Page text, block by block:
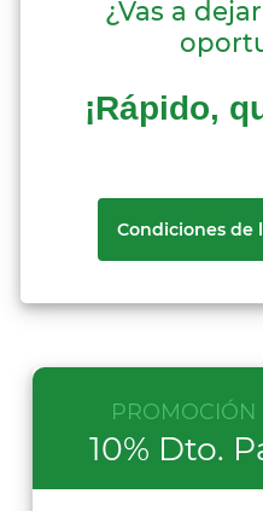
¿Vas a
¡Rápido,
Condiciones de
PROMOCIÓN
10% Dto.